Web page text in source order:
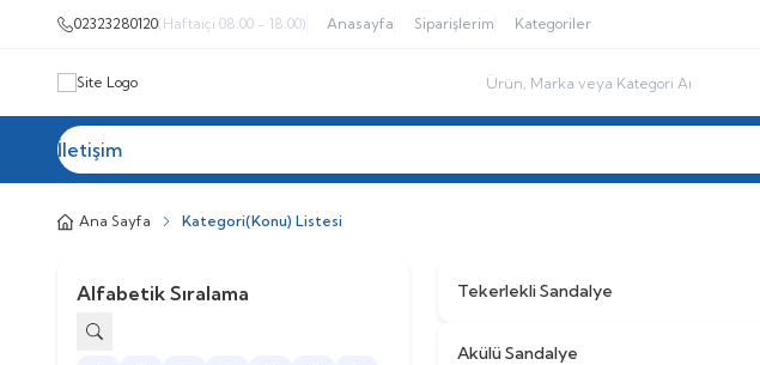
02323280120(Haftaiçi 08:00 - 18:00) Anasayfa Siparişlerim Kategoriler
İletişim
Ana Sayfa Kategori(Konu) Listesi
Alfabetik Sıralama Tekerlekli Sandalye
Akülü Sandalye